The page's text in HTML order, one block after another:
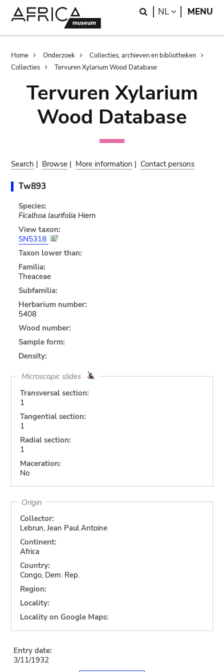
Search
NL LANGUAGE
MENU
Breadcrumb
Home Onderzoek
Collecties, archieven en bibliotheken
Collecties
Tervuren Xylarium Wood Database
Tervuren Xylarium
Wood Database
Search | Browse | More information | Contact persons
Tw893
Species:
Ficalhoa laurifolia Hiern
View taxon:
SN5318
Taxon lower than:
Familia:
Theaceae
Subfamilia:
Herbarium number:
5408
Wood number:
Sample form:
Density:
Microscopic slides
Transversal section:
1
Tangential section:
1
Radial section:
1
Maceration:
No
Origin
Collector:
Lebrun, Jean Paul Antoine
Continent:
Africa
Country:
Congo, Dem. Rep.
Region:
Locality:
Locality on Google Maps:
Entry date:
3/11/1932